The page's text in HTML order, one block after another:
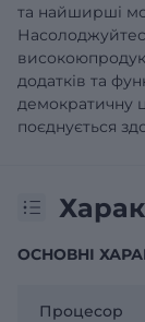
та найширші
додатків та
демократичну
поєднується
ОСНОВНІ
Процесор